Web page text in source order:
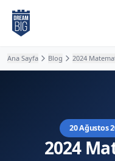
Ana içeriğe atla
Ana Sayfa Blog 2024
20 Ağustos
2024